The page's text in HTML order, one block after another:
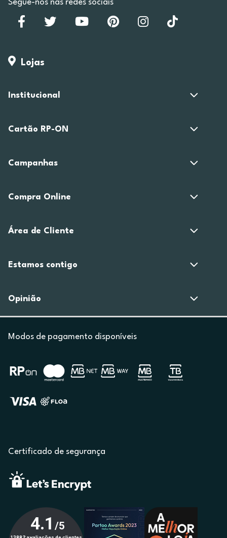
Segue-nos nas redes sociais
Lojas
Institucional
Cartão RP-ON
Campanhas
Compra Online
Área de Cliente
Estamos contigo
Opinião
Modos de pagamento disponíveis
Certificado de segurança